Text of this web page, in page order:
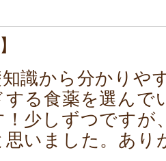
識から分かりや
する食薬を選んで
！少しずつですが
思いました。あり